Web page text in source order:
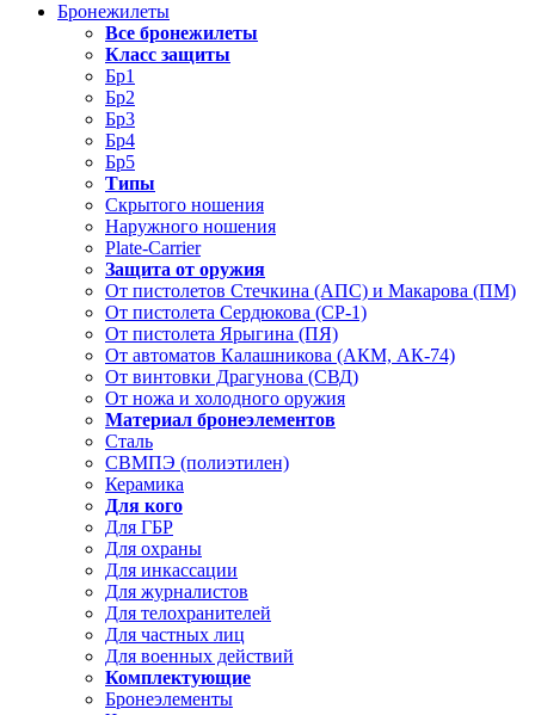
Бронежилеты
Все бронежилеты
Класс защиты
Бр1
Бр2
Бр3
Бр4
Бр5
Типы
Скрытого ношения
Наружного ношения
Plate-Carrier
Защита от оружия
От пистолетов Стечкина (АПС) и Макарова (ПМ)
От пистолета Сердюкова (СР-1)
От пистолета Ярыгина (ПЯ)
От автоматов Калашникова (АКМ, АК-74)
От винтовки Драгунова (СВД)
От ножа и холодного оружия
Материал бронеэлементов
Сталь
СВМПЭ (полиэтилен)
Керамика
Для кого
Для ГБР
Для охраны
Для инкассации
Для журналистов
Для телохранителей
Для частных лиц
Для военных действий
Комплектующие
Бронеэлементы